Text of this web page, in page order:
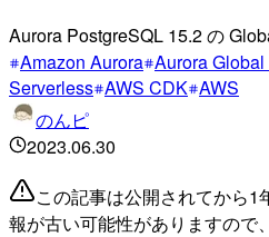
Aurora PostgreSQL 15.2 の
Amazon Aurora Aurora
Serverless AWS CDK AWS
のんピ
2023.06.30
この記事は公開されてから
報が古い可能性がありますので